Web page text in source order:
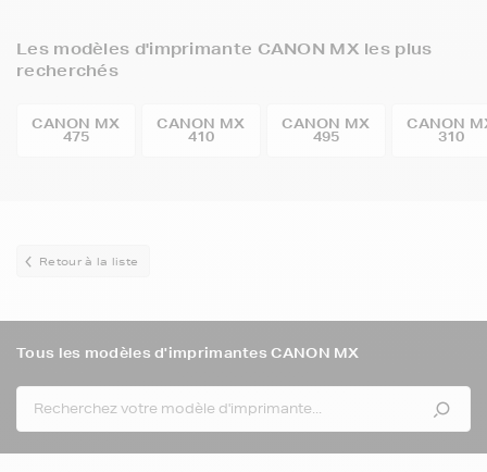
Les modèles d'imprimante CANON MX les plus
recherchés
CANON MX
475
CANON MX
410
CANON MX
495
CANON
310
Retour à la liste
Tous les modèles d'imprimantes CANON MX